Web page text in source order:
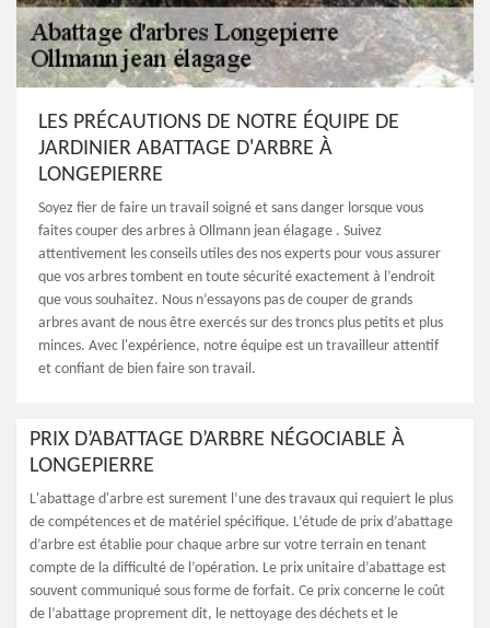
LES PRÉCAUTIONS DE NOTRE ÉQUIPE DE
JARDINIER ABATTAGE D'ARBRE À
LONGEPIERRE
Soyez fier de faire un travail soigné et sans danger lorsque vous
faites couper des arbres à Ollmann jean élagage . Suivez
attentivement les conseils utiles des nos experts pour vous assurer
que vos arbres tombent en toute sécurité exactement à l’endroit
que vous souhaitez. Nous n’essayons pas de couper de grands
arbres avant de nous être exercés sur des troncs plus petits et plus
minces. Avec l'expérience, notre équipe est un travailleur attentif
et confiant de bien faire son travail.
PRIX D’ABATTAGE D’ARBRE NÉGOCIABLE À
LONGEPIERRE
L'abattage d'arbre est surement l’une des travaux qui requiert le plus
de compétences et de matériel spécifique. L’étude de prix d’abattage
d’arbre est établie pour chaque arbre sur votre terrain en tenant
compte de la difficulté de l’opération. Le prix unitaire d’abattage est
souvent communiqué sous forme de forfait. Ce prix concerne le coût
de l’abattage proprement dit, le nettoyage des déchets et le